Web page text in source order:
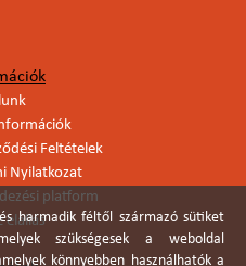
Feltételek
Nyilatkozat
platform
elállás
harmadik féltől származó sütiket
szükségesek a weboldal
könnyebben használhatók a